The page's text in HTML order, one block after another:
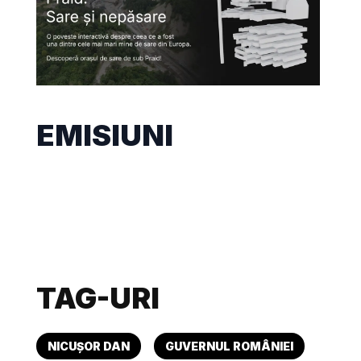
EMISIUNI
TAG-URI
NICUȘOR DAN GUVERNUL ROMÂNIEI